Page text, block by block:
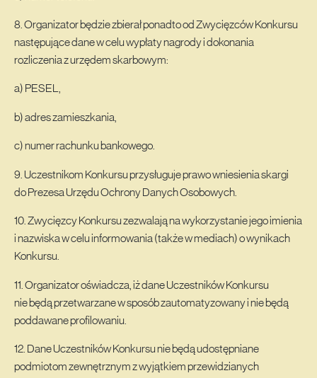
8. Organizator będzie zbierał ponadto od Zwycięzców Konkursu
następujące dane w celu wypłaty nagrody i dokonania
rozliczenia z urzędem skarbowym:
a) PESEL,
b) adres zamieszkania,
c) numer rachunku bankowego.
9. Uczestnikom Konkursu przysługuje prawo wniesienia skargi
do Prezesa Urzędu Ochrony Danych Osobowych.
10. Zwycięzcy Konkursu zezwalają na wykorzystanie jego imienia
i nazwiska w celu informowania (także w mediach) o wynikach
Konkursu.
11. Organizator oświadcza, iż dane Uczestników Konkursu
nie będą przetwarzane w sposób zautomatyzowany i nie będą
poddawane profilowaniu.
12. Dane Uczestników Konkursu nie będą udostępniane
podmiotom zewnętrznym z wyjątkiem przewidzianych